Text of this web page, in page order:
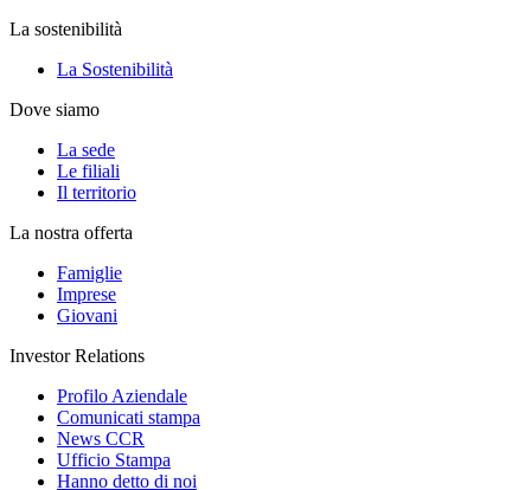
La sostenibilità
La Sostenibilità
Dove siamo
La sede
Le filiali
Il territorio
La nostra offerta
Famiglie
Imprese
Giovani
Investor Relations
Profilo Aziendale
Comunicati stampa
News CCR
Ufficio Stampa
Hanno detto di noi